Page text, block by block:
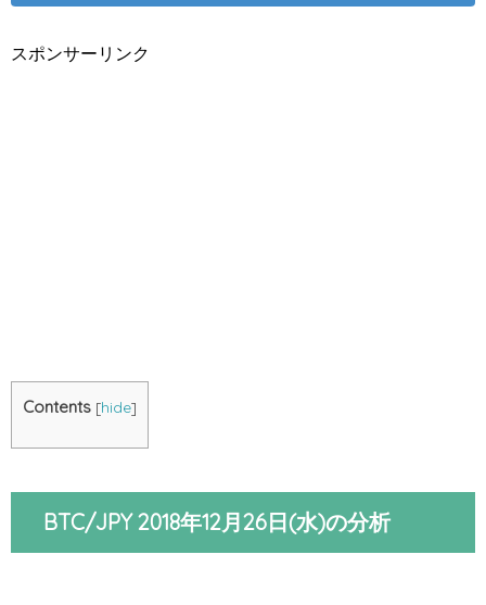
スポンサーリンク
Contents [hide]
BTC/JPY 2018年12月26日(水)の分析